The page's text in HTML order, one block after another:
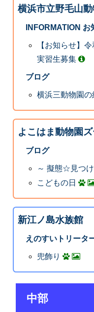
横浜市立野毛山動
INFORMATION お
【お知らせ】
実習生募集
ブログ
横浜三動物園の
よこはま動物園
ブログ
～ 擬態☆見つ
こどもの日
新江ノ島水族館
えのすいトリータ
兜飾り
中部